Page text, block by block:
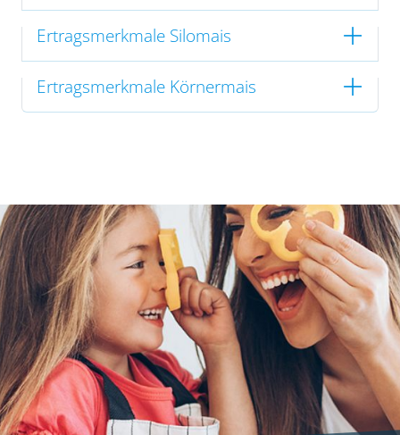
Ertragsmerkmale Silomais
Ertragsmerkmale Körnermais